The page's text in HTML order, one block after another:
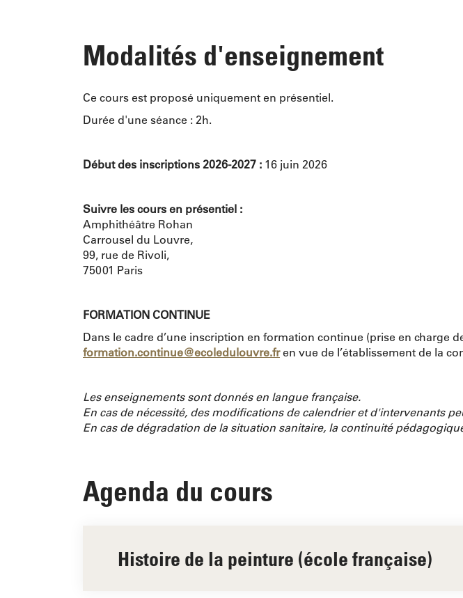
Modalités d'enseignement
Ce cours est proposé uniquement en présentiel.
Durée d'une séance : 2h.
Début des inscriptions 2026-2027 : 16 juin 2026
Suivre les cours en présentiel :
Amphithéâtre Rohan
Carrousel du Louvre,
99, rue de Rivoli,
75001 Paris
FORMATION CONTINUE
Dans le cadre d’une inscription en formation continue (prise en charge
formation.continue@ecoledulouvre.fren vue de l’établissement de la
Les enseignements sont donnés en langue française.
En cas de nécessité, des modifications de calendrier et d'intervenants
En cas de dégradation de la situation sanitaire, la continuité
Agenda du cours
Histoire de la peinture (école française)